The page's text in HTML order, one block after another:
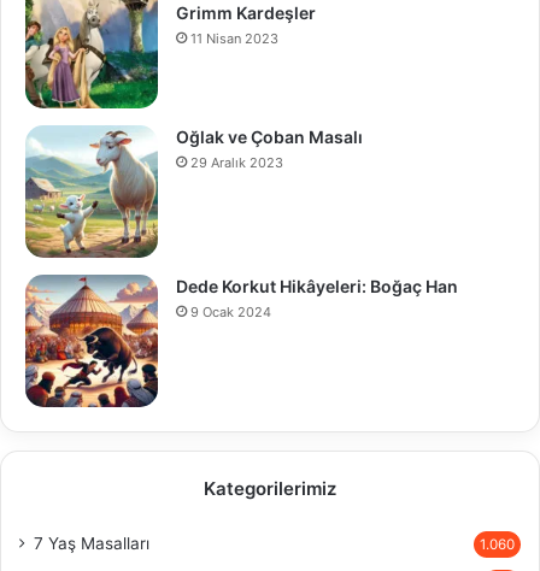
Grimm Kardeşler
11 Nisan 2023
Oğlak ve Çoban Masalı
29 Aralık 2023
Dede Korkut Hikâyeleri: Boğaç Han
9 Ocak 2024
Kategorilerimiz
7 Yaş Masalları 1.060